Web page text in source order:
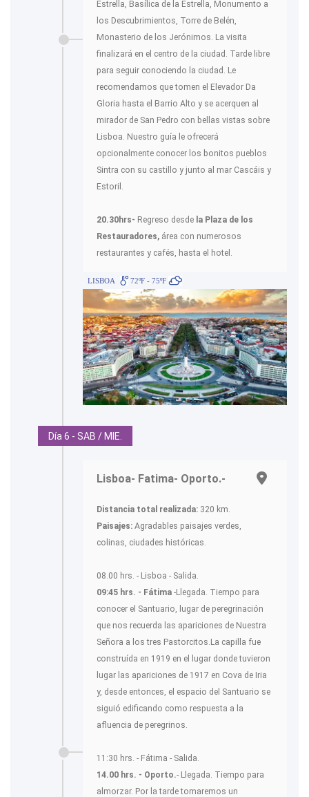
Estrella, Basílica de la Estrella, Monumento a
los Descubrimientos, Torre de Belén,
Monasterio de los Jerónimos. La visita
finalizará en el centro de la ciudad. Tarde libre
para seguir conociendo la ciudad. Le
recomendamos que tomen el Elevador Da
Gloria hasta el Barrio Alto y se acerquen al
mirador de San Pedro con bellas vistas sobre
Lisboa. Nuestro guía le ofrecerá
opcionalmente conocer los bonitos pueblos
Sintra con su castillo y junto al mar Cascáis y
Estoril.
20.30hrs- Regreso desde la Plaza de los
Restauradores, área con numerosos
restaurantes y cafés, hasta el hotel.
LISBOA 72ºF - 75ºF
Día 6 - SAB / MIE.
Lisboa- Fatima- Oporto.-
Distancia total realizada: 320 km.
Paisajes: Agradables paisajes verdes,
colinas, ciudades históricas.
08.00 hrs. - Lisboa - Salida.
09:45 hrs. - Fátima -Llegada. Tiempo para
conocer el Santuario, lugar de peregrinación
que nos recuerda las apariciones de Nuestra
Señora a los tres Pastorcitos.La capilla fue
construída en 1919 en el lugar donde tuvieron
lugar las apariciones de 1917 en Cova de Iria
y, desde entonces, el espacio del Santuario se
siguió edificando como respuesta a la
afluencia de peregrinos.
11:30 hrs. - Fátima - Salida.
14.00 hrs. - Oporto.- Llegada. Tiempo para
almorzar. Por la tarde tomaremos un